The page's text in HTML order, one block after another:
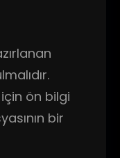
ön bilgi
bir